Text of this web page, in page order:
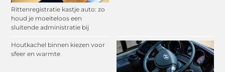
Rittenregistratie kastje auto: zo
houd je moeiteloos een
sluitende administratie bij
Houtkachel binnen kiezen voor
sfeer en warmte